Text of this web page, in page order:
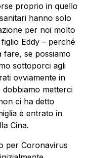
proprio in quello
hanno solo
per noi molto
Eddy – perché
se possiamo
sottoporci agli
ovviamente in
metterci
ci ha detto
è entrato in
Cina.
per Coronavirus